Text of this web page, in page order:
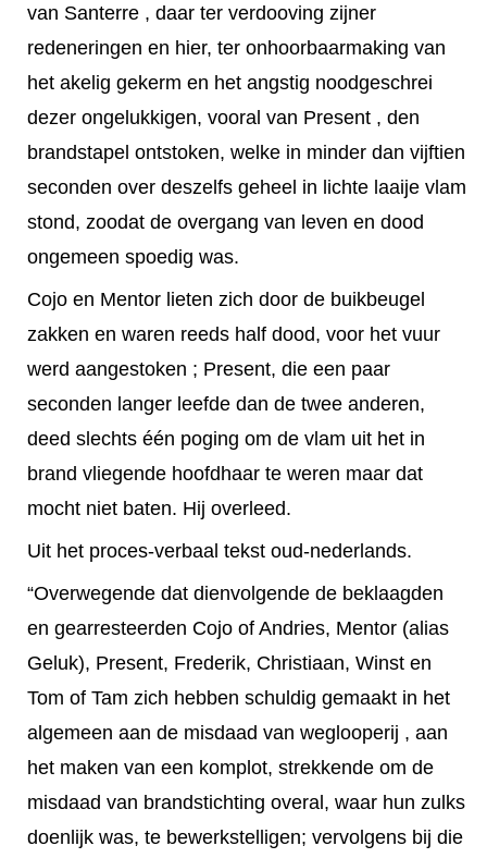
van Santerre , daar ter verdooving zijner
redeneringen en hier, ter onhoorbaarmaking van
het akelig gekerm en het angstig noodgeschrei
dezer ongelukkigen, vooral van Present , den
brandstapel ontstoken, welke in minder dan vijftien
seconden over deszelfs geheel in lichte laaije vlam
stond, zoodat de overgang van leven en dood
ongemeen spoedig was.
Cojo en Mentor lieten zich door de buikbeugel
zakken en waren reeds half dood, voor het vuur
werd aangestoken ; Present, die een paar
seconden langer leefde dan de twee anderen,
deed slechts één poging om de vlam uit het in
brand vliegende hoofdhaar te weren maar dat
mocht niet baten. Hij overleed.
Uit het proces-verbaal tekst oud-nederlands.
“Overwegende dat dienvolgende de beklaagden
en gearresteerden Cojo of Andries, Mentor (alias
Geluk), Present, Frederik, Christiaan, Winst en
Tom of Tam zich hebben schuldig gemaakt in het
algemeen aan de misdaad van weglooperij , aan
het maken van een komplot, strekkende om de
misdaad van brandstichting overal, waar hun zulks
doenlijk was, te bewerkstelligen; vervolgens bij die